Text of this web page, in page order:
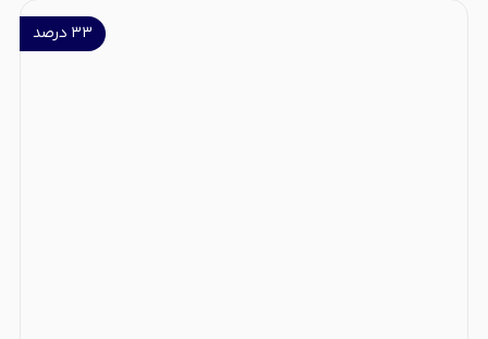
۳۳ درصد